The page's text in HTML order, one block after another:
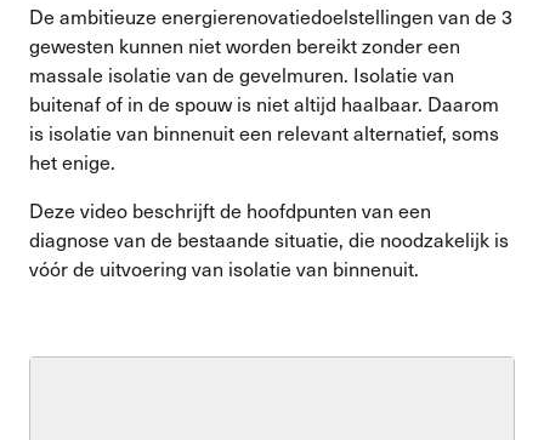
De ambitieuze energierenovatiedoelstellingen van de 3
gewesten kunnen niet worden bereikt zonder een
massale isolatie van de gevelmuren. Isolatie van
buitenaf of in de spouw is niet altijd haalbaar. Daarom
is isolatie van binnenuit een relevant alternatief, soms
het enige.
Deze video beschrijft de hoofdpunten van een
diagnose van de bestaande situatie, die noodzakelijk is
vóór de uitvoering van isolatie van binnenuit.